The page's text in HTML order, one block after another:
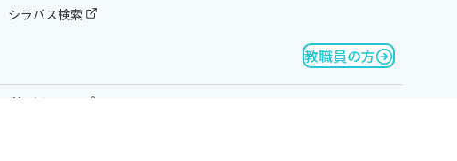
シラバス検索
教職員の方
サイトマップ